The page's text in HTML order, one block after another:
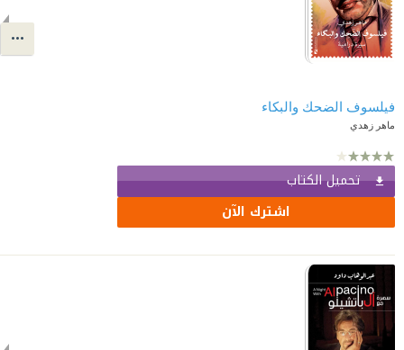
فيلسوف الضحك والبكاء
ماهر زهدي
تحميل الكتاب
اشترك الآن